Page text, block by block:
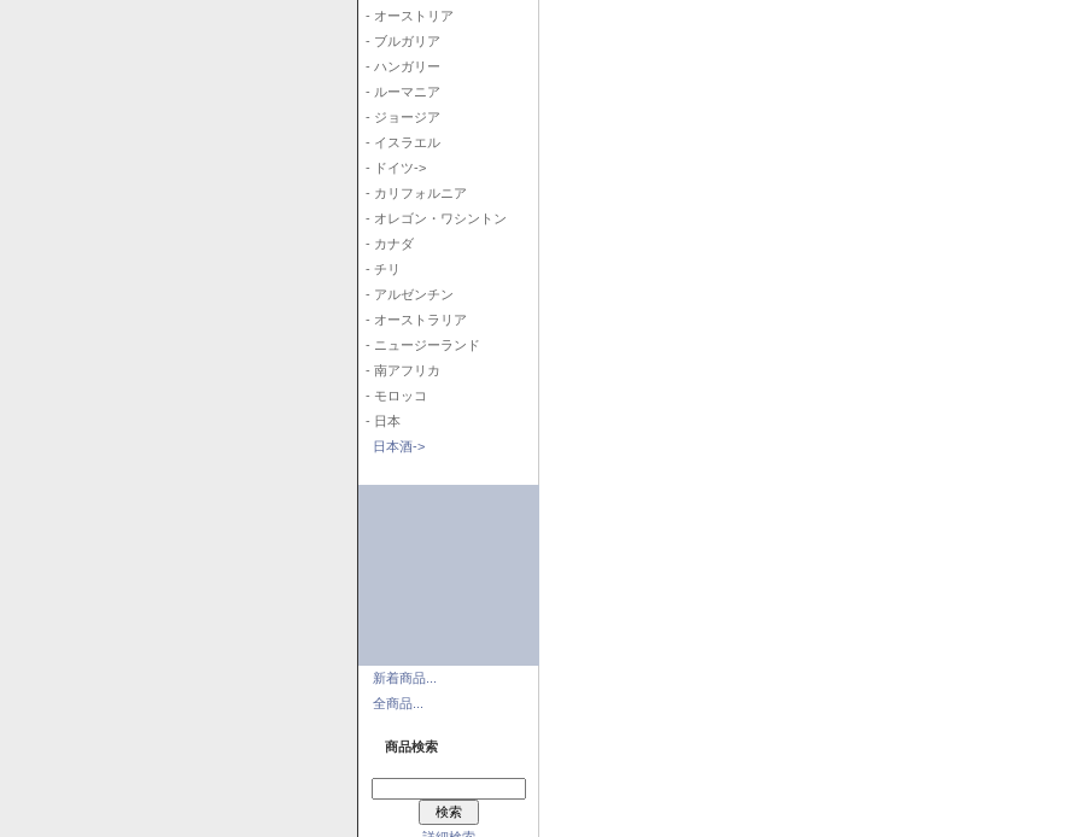
- オーストリア
- ブルガリア
- ハンガリー
- ルーマニア
- ジョージア
- イスラエル
- ドイツ->
- カリフォルニア
- オレゴン・ワシントン
- カナダ
- チリ
- アルゼンチン
- オーストラリア
- ニュージーランド
- 南アフリカ
- モロッコ
- 日本
日本酒->
新着商品...
全商品...
商品検索